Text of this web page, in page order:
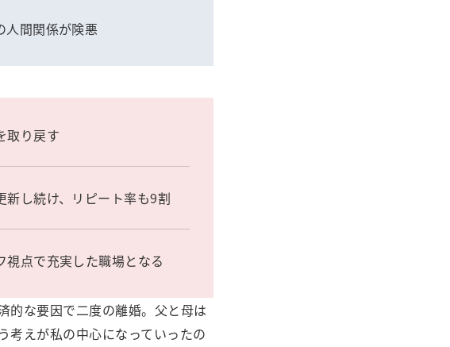
人間関係が険悪
取り戻す
し続け、リピート率も9割
点で充実した職場となる
的な要因で二度の離婚。父と母は
考えが私の中心になっていったの